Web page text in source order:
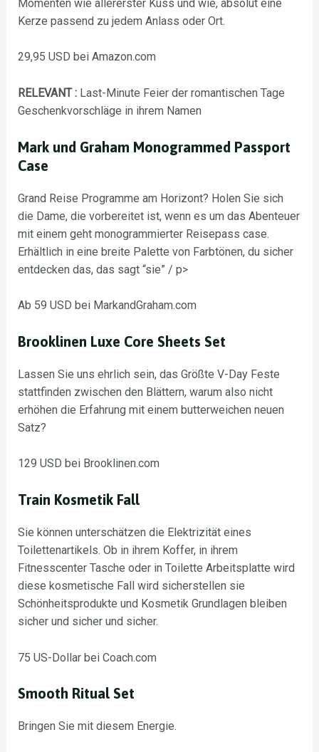
Momenten wie allererster Kuss und wie, absolut eine
Kerze passend zu jedem Anlass oder Ort.
29,95 USD bei Amazon.com
RELEVANT : Last-Minute Feier der romantischen Tage
Geschenkvorschläge in ihrem Namen
Mark und Graham Monogrammed Passport
Case
Grand Reise Programme am Horizont? Holen Sie sich
die Dame, die vorbereitet ist, wenn es um das Abenteuer
mit einem geht monogrammierter Reisepass case.
Erhältlich in eine breite Palette von Farbtönen, du sicher
entdecken das, das sagt “sie” / p>
Ab 59 USD bei MarkandGraham.com
Brooklinen Luxe Core Sheets Set
Lassen Sie uns ehrlich sein, das Größte V-Day Feste
stattfinden zwischen den Blättern, warum also nicht
erhöhen die Erfahrung mit einem butterweichen neuen
Satz?
129 USD bei Brooklinen.com
Train Kosmetik Fall
Sie können unterschätzen die Elektrizität eines
Toilettenartikels. Ob in ihrem Koffer, in ihrem
Fitnesscenter Tasche oder in Toilette Arbeitsplatte wird
diese kosmetische Fall wird sicherstellen sie
Schönheitsprodukte und Kosmetik Grundlagen bleiben
sicher und sicher und sicher.
75 US-Dollar bei Coach.com
Smooth Ritual Set
Bringen Sie mit diesem Energie.